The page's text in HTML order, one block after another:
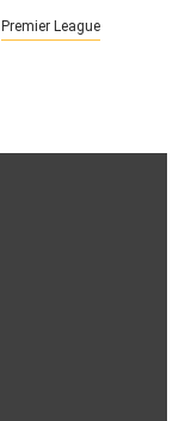
Premier League